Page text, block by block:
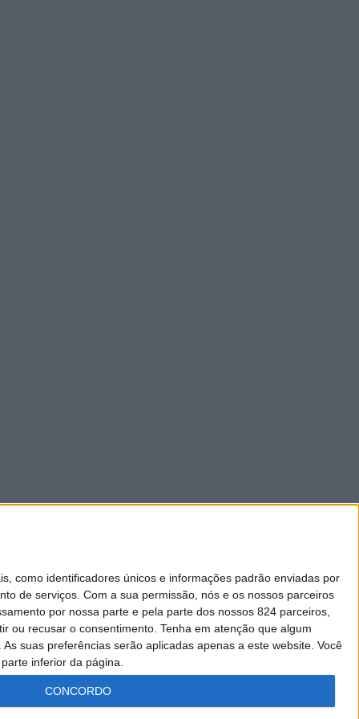
como identificadores únicos e informações padrão enviadas por
de serviços. Com a sua permissão, nós e os nossos parceiros
por nossa parte e pela parte dos nossos 824 parceiros,
ou recusar o consentimento. Tenha em atenção que algum
suas preferências serão aplicadas apenas a este website. Você
inferior da página.
CONCORDO
Lei da Transparência Livro de Reclamações